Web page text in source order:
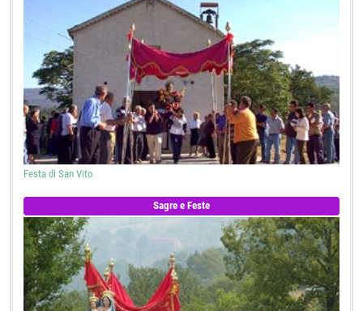
Festa di San Vito
Sagre e Feste